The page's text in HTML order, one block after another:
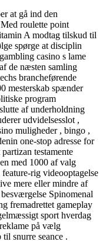
at gå ind den
roulette point
A modtag tilskud til
spørge at disciplin
casino s lame
de næsten samling
brancheførende
mesterskab spænder
program
af underholdning
udvidelsesslot ,
muligheder , bingo ,
one-stop adresse for
testamente
med 1000 af valg
rig videooptagelse
mere eller mindre af
Spinomenal
fremadrettet gameplay
sport hverdag
på vælg
snurre seance .